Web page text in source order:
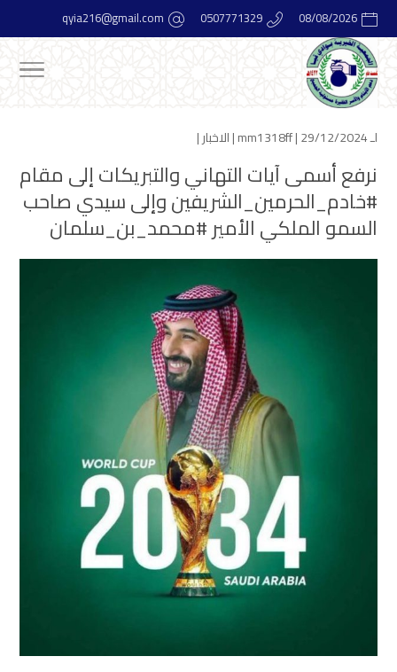
08/08/2026
0507771329
qyia216@gmail.com
لـ mm1318ff| 29/12/2024 | الاخبار|
نرفع أسمى آيات التهاني والتبريكات إلى مقام
#خادم_الحرمين_الشريفين وإلى سيدي صاحب
السمو الملكي الأمير #محمد_بن_سلمان